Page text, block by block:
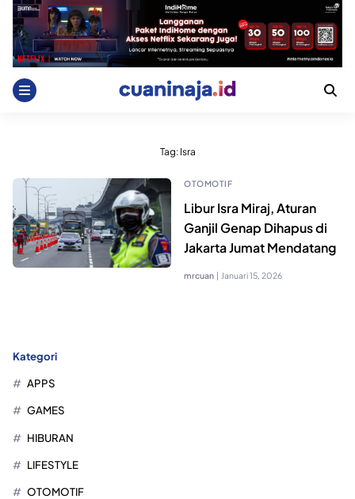
Skip
content
Tag: Isra
OTOMOTIF
Libur Isra Miraj, Aturan
Ganjil Genap Dihapus di
Jakarta Jumat Mendatang
mrcuan | Januari 15, 2026
Kategori
APPS
GAMES
HIBURAN
LIFESTYLE
OTOMOTIF